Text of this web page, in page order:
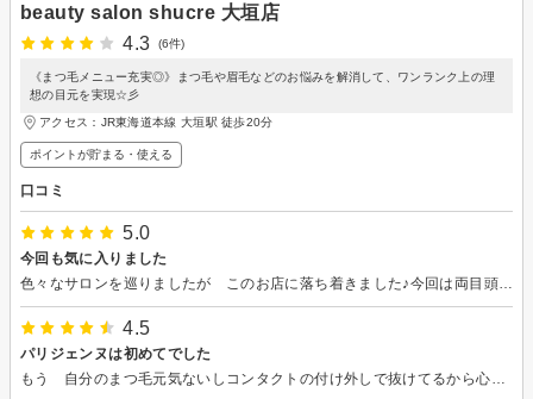
beauty salon shucre 大垣店
4.3
(6件)
《まつ毛メニュー充実◎》まつ毛や眉毛などのお悩みを解消して、ワンランク上の理
想の目元を実現☆彡
アクセス：JR東海道本線 大垣駅 徒歩20分
ポイントが貯まる・使える
口コミ
5.0
今回も気に入りました
色々なサロンを巡りましたが このお店に落ち着きました♪今回は両目頭がアレルギーで炎症を起こしていたのですが さり気なく気遣って頂き有り難うございました。仕上がりを束にしてもらって とっても気に入りました。次回もよろしくお願いします。
4.5
パリジェンヌは初めてでした